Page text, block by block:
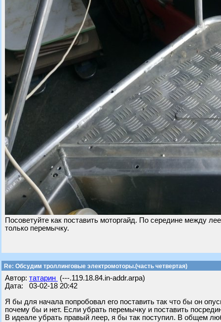
Посоветуйте как поставить моторгайд. По середине между
только перемычку.
Re: Обсудим троллинговые электромоторы.(часть четвертая)
Автор: татарин (---.119.18.84.in-addr.arpa)
Дата: 03-02-18 20:42
Я бы для начала попробовал его поставить так что бы он
почему бы и нет. Если убрать перемычку и поставить
В идеале убрать правый леер, я бы так поступил. В общем